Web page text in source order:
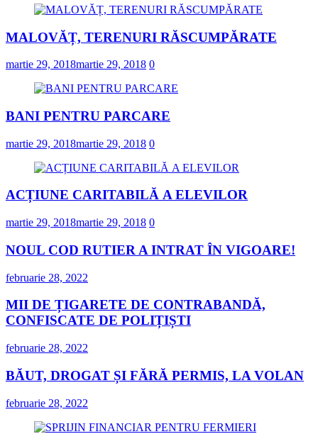
MALOVĂȚ, TERENURI RĂSCUMPĂRATE
martie 29, 2018martie 29, 2018 0
BANI PENTRU PARCARE
martie 29, 2018martie 29, 2018 0
ACȚIUNE CARITABILĂ A ELEVILOR
martie 29, 2018martie 29, 2018 0
NOUL COD RUTIER A INTRAT ÎN VIGOARE!
februarie 28, 2022
MII DE ȚIGARETE DE CONTRABANDĂ,
CONFISCATE DE POLIȚIȘTI
februarie 28, 2022
BĂUT, DROGAT ȘI FĂRĂ PERMIS, LA VOLAN
februarie 28, 2022